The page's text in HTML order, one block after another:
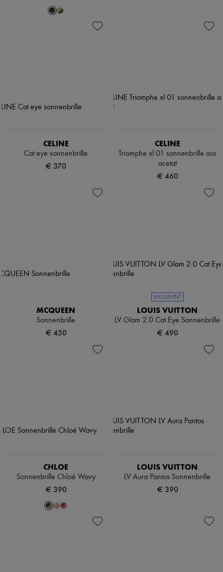
CELINE
Cat eye sonnenbrille
€ 370
CELINE
Triomphe xl 01 sonnenbrille aus
acetat
€ 460
MCQUEEN
Sonnenbrille
€ 450
EXKLUSIVITÄT
LOUIS VUITTON
LV Glam 2.0 Cat Eye Sonnenbrille
€ 490
CHLOE
Sonnenbrille Chloé Wavy
€ 390
LOUIS VUITTON
LV Aura Pantos Sonnenbrille
€ 390